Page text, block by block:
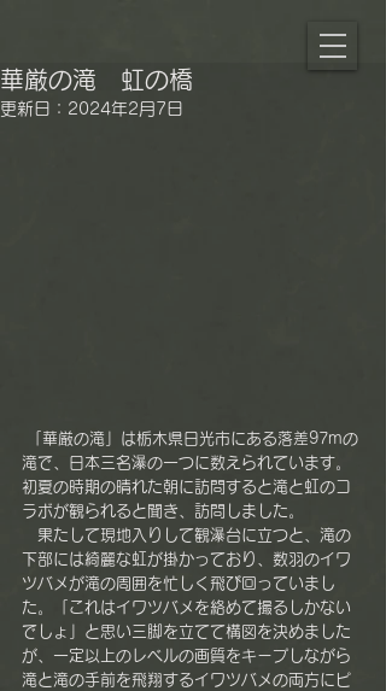
華厳の滝 虹の橋
更新日： 2024年2月7日
滝で、日本三名瀑の一つに数えられています。
初夏の時期の晴れた朝に訪問すると滝と虹のコ
ラボが観られると聞き、訪問しました。
果たして現地入りして観瀑台に立つと、滝の
下部には綺麗な虹が掛かっており、数羽のイワ
ツバメが滝の周囲を忙しく飛び回っていまし
た。「これはイワツバメを絡めて撮るしかない
でしょ」と思い三脚を立てて構図を決めました
が、一定以上のレベルの画質をキープしながら
滝と滝の手前を飛翔するイワツバメの両方にピ